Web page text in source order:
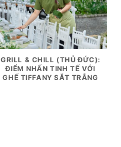
GRILL & CHILL (THỦ ĐỨC):
ĐIỂM NHẤN TINH TẾ VỚI
GHẾ TIFFANY SẮT TRẮNG